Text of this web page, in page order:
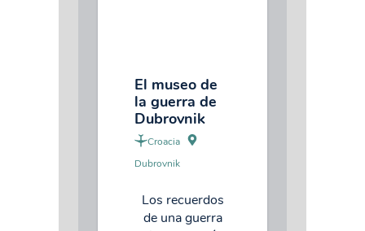
El museo de
la guerra de
Dubrovnik
Croacia
Dubrovnik
Los recuerdos
de una guerra